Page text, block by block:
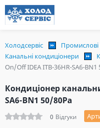
Холодсервіс
Канальні кондиціонери
On/Off IDEA ITB-36HR-SA6-BN1
Кондиціонер
SA6-BN1 50/80Pа
0 Відгуки